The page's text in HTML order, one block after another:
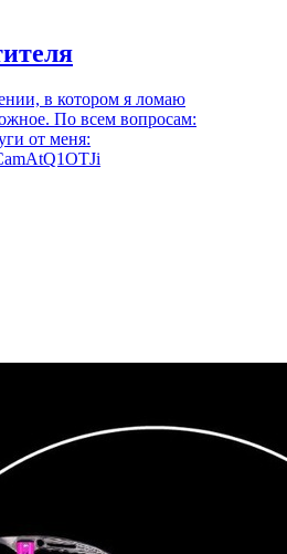
в котором я ломаю
По всем вопросам:
от меня: